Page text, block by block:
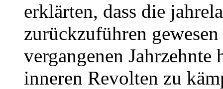
erklärten, dass die
zurückzuführen
vergangenen Jahrzehnte
inneren Revolten zu